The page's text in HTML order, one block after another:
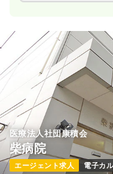
医療法人社団康積会
柴病院
エージェント求人 電子カ